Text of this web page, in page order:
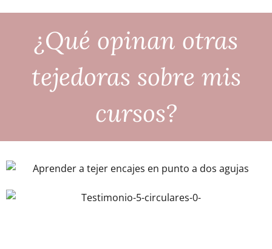
¿Qué opinan otras
tejedoras sobre mis
cursos?